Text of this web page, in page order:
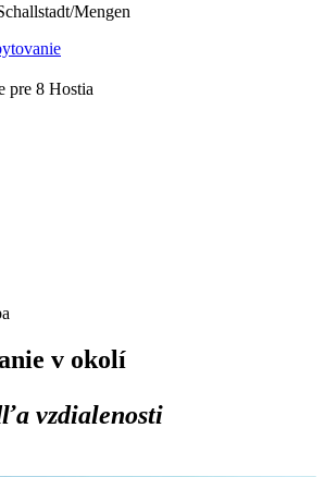
Mengen
pre 8 Hostia
v okolí
vzdialenosti